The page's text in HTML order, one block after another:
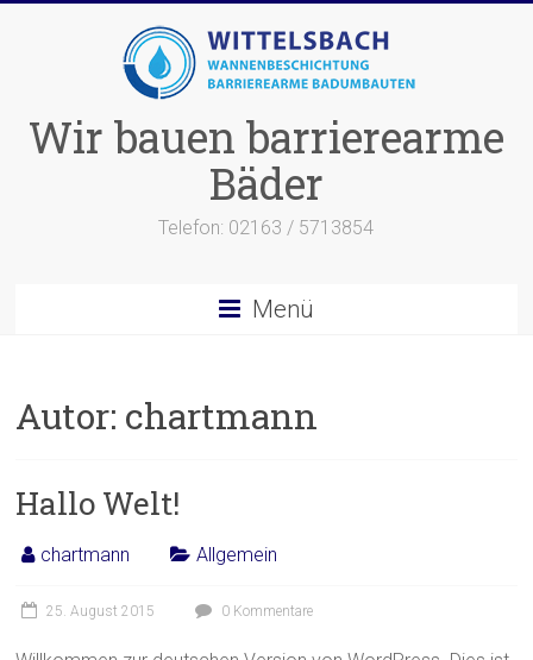
Wir bauen barrierearme
Bäder
Telefon: 02163 / 5713854
Menü
Autor: chartmann
Hallo Welt!
chartmann Allgemein
25. August 2015 0 Kommentare